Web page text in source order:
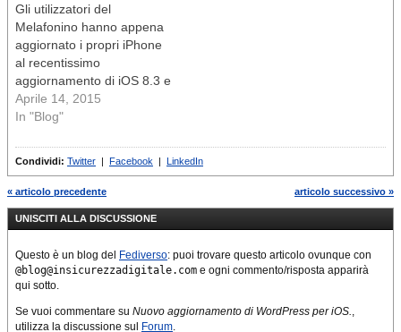
Gli utilizzatori del
Melafonino hanno appena
aggiornato i propri iPhone
al recentissimo
aggiornamento di iOS 8.3 e
oggi è già disponibile, solo
in versione di prova per gli
8.4. n Tra le novità di
questa futura (forse tra un
mese) release c’è l’app
Musica, completamente
ridisegnata, probabilmente
Aprile 14, 2015
In "Blog"
Condividi: Twitter | Facebook | LinkedIn
« articolo precedente articolo successivo »
UNISCITI ALLA DISCUSSIONE
Questo è un blog del Fediverso: puoi trovare questo articolo ovunque con
@blog@insicurezzadigitale.com e ogni commento/risposta apparirà
qui sotto.
Se vuoi commentare su Nuovo aggiornamento di WordPress per iOS.,
utilizza la discussione sul
Forum.